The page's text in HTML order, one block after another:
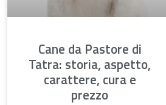
Cane da Pastore di
Tatra: storia, aspetto,
carattere, cura e
prezzo